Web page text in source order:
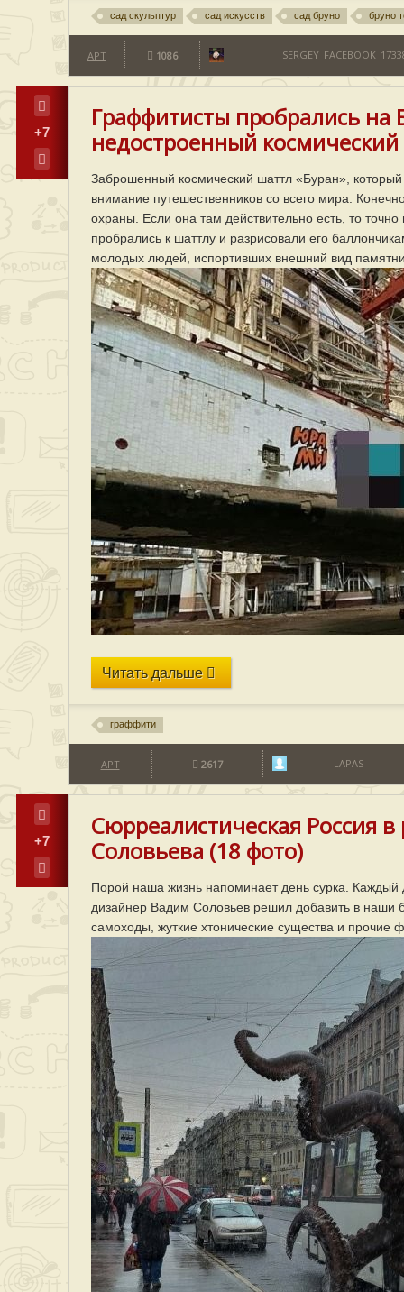
сад скульптур сад искусств сад бруно бруно
АРТ 1086
+7
Граффитисты пробрались на
недостроенный
Заброшенный космический шаттл «Буран»,
внимание путешественников со всего мира.
охраны. Если она там действительно есть, то
пробрались к шаттлу и разрисовали его
молодых людей, испортивших внешний вид
Читать дальше
граффити
АРТ 2617 LAPAS
+7
Сюрреалистическая Россия
Соловьева (18 фото)
Порой наша жизнь напоминает день сурка.
дизайнер Вадим Соловьев решил добавить в
самоходы, жуткие хтонические существа и